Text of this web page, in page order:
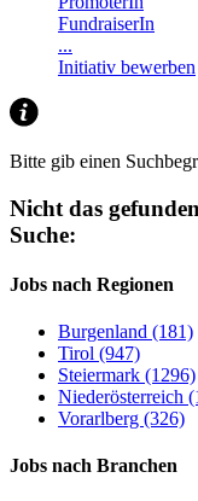
FundraiserIn
...
Initiativ bewerben
Bitte gib einen
Nicht das
Suche:
Jobs nach Regionen
Burgenland (181)
Tirol (947)
Steiermark (1296)
Niederösterreich
Vorarlberg (326)
Jobs nach Branchen